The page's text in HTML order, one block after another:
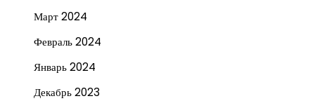
Март 2024
Февраль 2024
Январь 2024
Декабрь 2023